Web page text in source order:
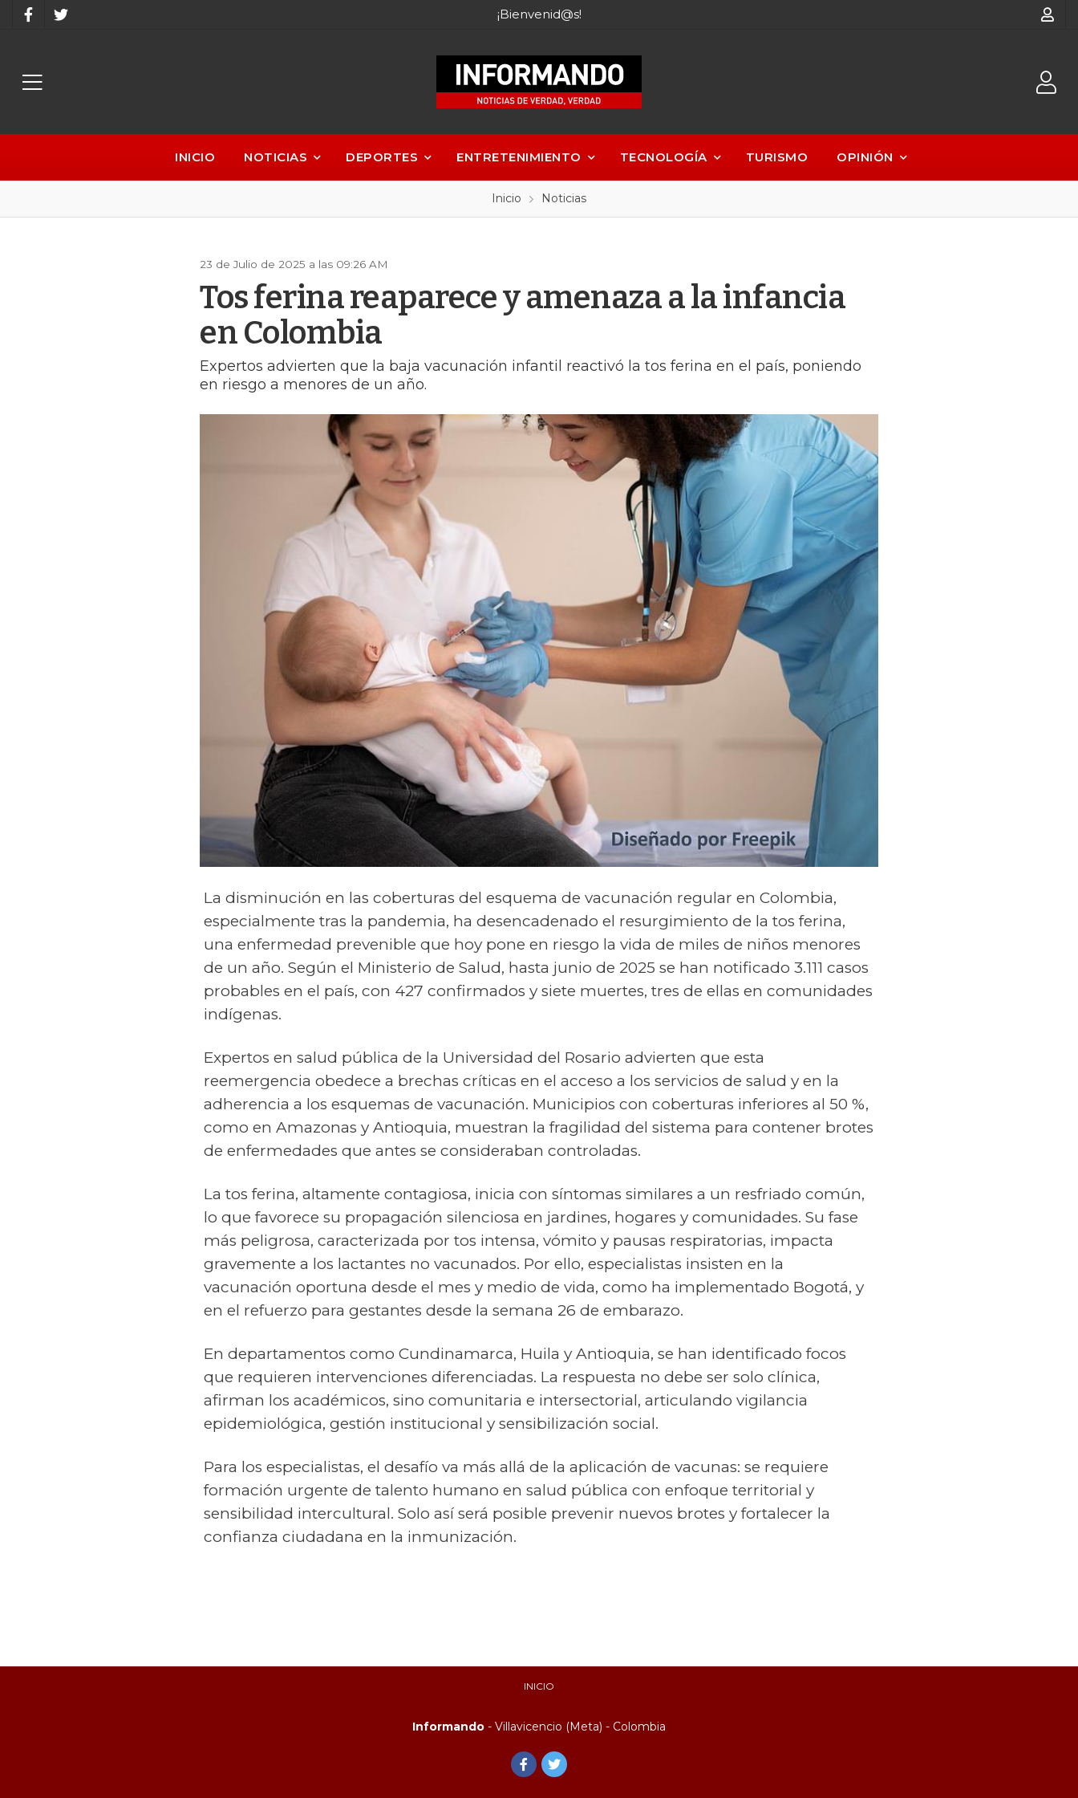
¡Bienvenid@s!
INICIO NOTICIAS DEPORTES ENTRETENIMIENTO TECNOLOGÍA TURISMO OPINIÓN
Inicio Noticias
23 de Julio de 2025 a las 09:26 AM
Tos ferina reaparece y amenaza a la infancia
en Colombia
Expertos advierten que la baja vacunación infantil reactivó la tos ferina en el país, poniendo
en riesgo a menores de un año.
La disminución en las coberturas del esquema de vacunación regular en Colombia,
especialmente tras la pandemia, ha desencadenado el resurgimiento de la tos ferina,
una enfermedad prevenible que hoy pone en riesgo la vida de miles de niños menores
de un año. Según el Ministerio de Salud, hasta junio de 2025 se han notificado 3.111 casos
probables en el país, con 427 confirmados y siete muertes, tres de ellas en comunidades
indígenas.
Expertos en salud pública de la Universidad del Rosario advierten que esta
reemergencia obedece a brechas críticas en el acceso a los servicios de salud y en la
adherencia a los esquemas de vacunación. Municipios con coberturas inferiores al 50 %,
como en Amazonas y Antioquia, muestran la fragilidad del sistema para contener brotes
de enfermedades que antes se consideraban controladas.
La tos ferina, altamente contagiosa, inicia con síntomas similares a un resfriado común,
lo que favorece su propagación silenciosa en jardines, hogares y comunidades. Su fase
más peligrosa, caracterizada por tos intensa, vómito y pausas respiratorias, impacta
gravemente a los lactantes no vacunados. Por ello, especialistas insisten en la
vacunación oportuna desde el mes y medio de vida, como ha implementado Bogotá, y
en el refuerzo para gestantes desde la semana 26 de embarazo.
En departamentos como Cundinamarca, Huila y Antioquia, se han identificado focos
que requieren intervenciones diferenciadas. La respuesta no debe ser solo clínica,
afirman los académicos, sino comunitaria e intersectorial, articulando vigilancia
epidemiológica, gestión institucional y sensibilización social.
Para los especialistas, el desafío va más allá de la aplicación de vacunas: se requiere
formación urgente de talento humano en salud pública con enfoque territorial y
sensibilidad intercultural. Solo así será posible prevenir nuevos brotes y fortalecer la
confianza ciudadana en la inmunización.
INICIO
Informando - Villavicencio (Meta) - Colombia